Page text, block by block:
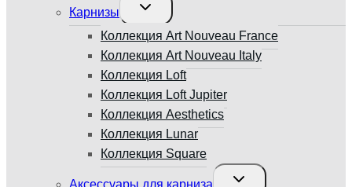
Карнизы
дочернее
Коллекция Art Nouveau France
Коллекция Art Nouveau Italy
Коллекция Loft
Коллекция Loft Jupiter
Коллекция Aesthetics
Коллекция Lunar
Коллекция Square
Аксессуары для карниза
Переключить
дочернее